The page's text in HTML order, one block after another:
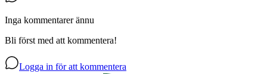
Inga kommentarer ännu
Bli först med att kommentera!
Logga in för att kommentera